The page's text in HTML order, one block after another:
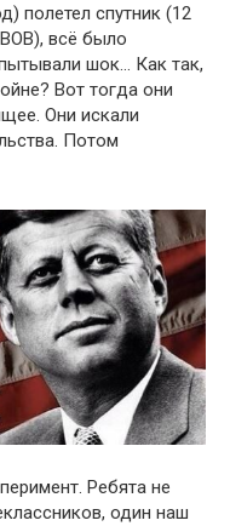
полетел спутник (12
всё было
шок… Как так,
Вот тогда они
Они искали
Потом
Ребята не
один наш